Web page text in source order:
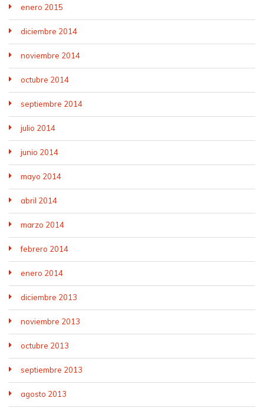
enero 2015
diciembre 2014
noviembre 2014
octubre 2014
septiembre 2014
julio 2014
junio 2014
mayo 2014
abril 2014
marzo 2014
febrero 2014
enero 2014
diciembre 2013
noviembre 2013
octubre 2013
septiembre 2013
agosto 2013